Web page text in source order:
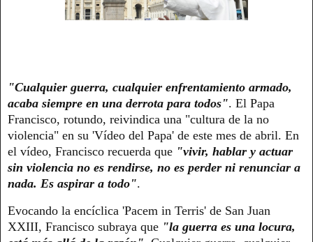
"Cualquier guerra, cualquier enfrentamiento armado,
acaba siempre en una derrota para todos". El Papa
Francisco, rotundo, reivindica una "cultura de la no
violencia" en su 'Vídeo del Papa' de este mes de abril. En
el vídeo, Francisco recuerda que "vivir, hablar y actuar
sin violencia no es rendirse, no es perder ni renunciar a
nada. Es aspirar a todo".
Evocando la encíclica 'Pacem in Terris' de San Juan
XXIII, Francisco subraya que "la guerra es una locura,